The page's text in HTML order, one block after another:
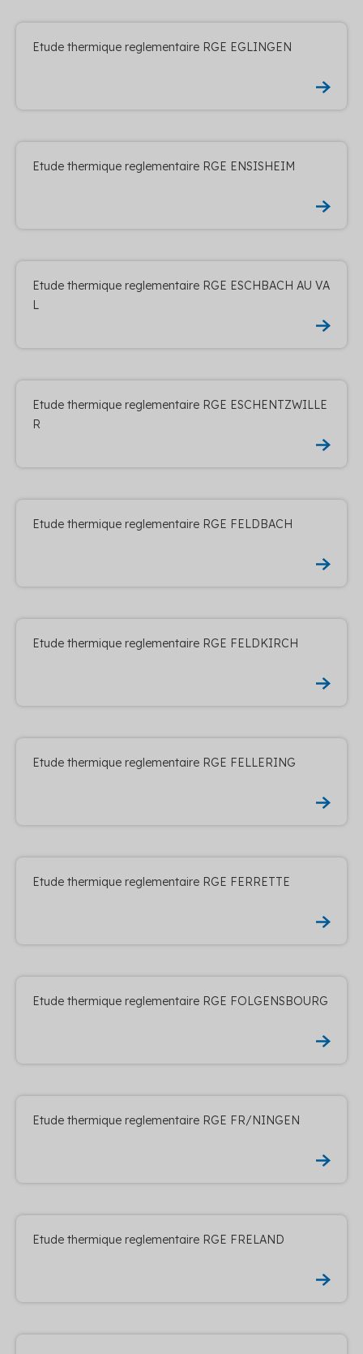
Etude thermique reglementaire RGE EGLINGEN
Etude thermique reglementaire RGE ENSISHEIM
Etude thermique reglementaire RGE ESCHBACH AU VA
L
Etude thermique reglementaire RGE ESCHENTZWILLE
R
Etude thermique reglementaire RGE FELDBACH
Etude thermique reglementaire RGE FELDKIRCH
Etude thermique reglementaire RGE FELLERING
Etude thermique reglementaire RGE FERRETTE
Etude thermique reglementaire RGE FOLGENSBOURG
Etude thermique reglementaire RGE FR/NINGEN
Etude thermique reglementaire RGE FRELAND